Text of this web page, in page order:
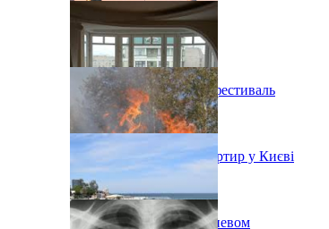
В Киеве состоится эко-фестиваль
Ситуація з орендою квартир у Києві
Пожар на свалке под Киевом